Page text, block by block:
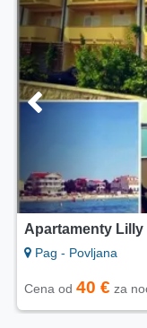
Apartamenty Lilly
Pag - Povljana
Cena od 40 € za